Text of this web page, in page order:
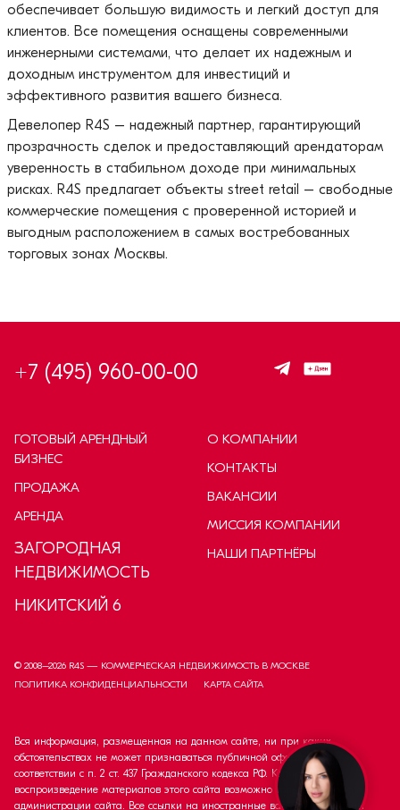
обеспечивает большую видимость и легкий доступ для
клиентов. Все помещения оснащены современными
инженерными системами, что делает их надежным и
доходным инструментом для инвестиций и
эффективного развития вашего бизнеса.
Девелопер R4S – надежный партнер, гарантирующий
прозрачность сделок и предоставляющий арендаторам
уверенность в стабильном доходе при минимальных
рисках. R4S предлагает объекты street retail – свободные
коммерческие помещения с проверенной историей и
выгодным расположением в самых востребованных
торговых зонах Москвы.
+7 (495) 960-00-00
ГОТОВЫЙ АРЕНДНЫЙ
БИЗНЕС
ПРОДАЖА
АРЕНДА
ЗАГОРОДНАЯ
НЕДВИЖИМОСТЬ
НИКИТСКИЙ 6
О КОМПАНИИ
КОНТАКТЫ
ВАКАНСИИ
МИССИЯ КОМПАНИИ
НАШИ ПАРТНЁРЫ
© 2008–2026 R4S — КОММЕРЧЕСКАЯ НЕДВИЖИМОСТЬ В МОСКВЕ
ПОЛИТИКА КОНФИДЕНЦИАЛЬНОСТИ
КАРТА САЙТА
Вся информация, размещенная на данном сайте, ни при каких
обстоятельствах не может признаваться публичной офертой в
соответствии с п. 2 ст. 437 Гражданского кодекса РФ. Копирование и
воспроизведение материалов этого сайта возможно только с согласия
администрации сайта. Все ссылки на иностранные валюты приведены